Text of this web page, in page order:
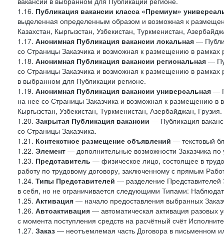
1.16. Публикация вакансии класса «Премиум»
выделенная определенным образом и возможная к
Казахстан, Кыргызстан, Узбекистан, Туркменистан,
1.17. Анонимная Публикация вакансии локальная —
со Страницы Заказчика и возможная к размещению в рамках
1.18. Анонимная Публикация вакансии региональная —
со Страницы Заказчика и возможная к размещению в рамках
в выбранном для Публикации регионе.
1.19. Анонимная Публикация вакансии универсальная —
на нее со Страницы Заказчика и возможная к размещению в
Кыргызстан, Узбекистан, Туркменистан, Азербайджан, Грузия.
1.20. Закрытая Публикация вакансии — Публикация
со Страницы Заказчика.
1.21. Контекстное размещение объявлений — текстовый
1.22. Элемент — дополнительные возможности Заказчика
1.23. Представитель — физическое лицо, состоящее в
работу по трудовому договору, заключенному с прямым
1.24. Типы Представителей — разделение Представителей
в себя, но не ограничивается следующими Типами:
1.25. Активация — начало предоставления выбранных
1.26. Автоактивация — автоматическая активация разовых
с момента поступления средств на расчётный счёт
1.27. Заказ — неотъемлемая часть Договора в письменном